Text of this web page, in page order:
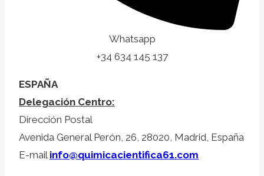
Whatsapp
+34 634 145 137
ESPAÑA
Delegación Centro:
Dirección Postal
Avenida General Perón, 26, 28020, Madrid, España
E-mail info@quimicacientifica61.com